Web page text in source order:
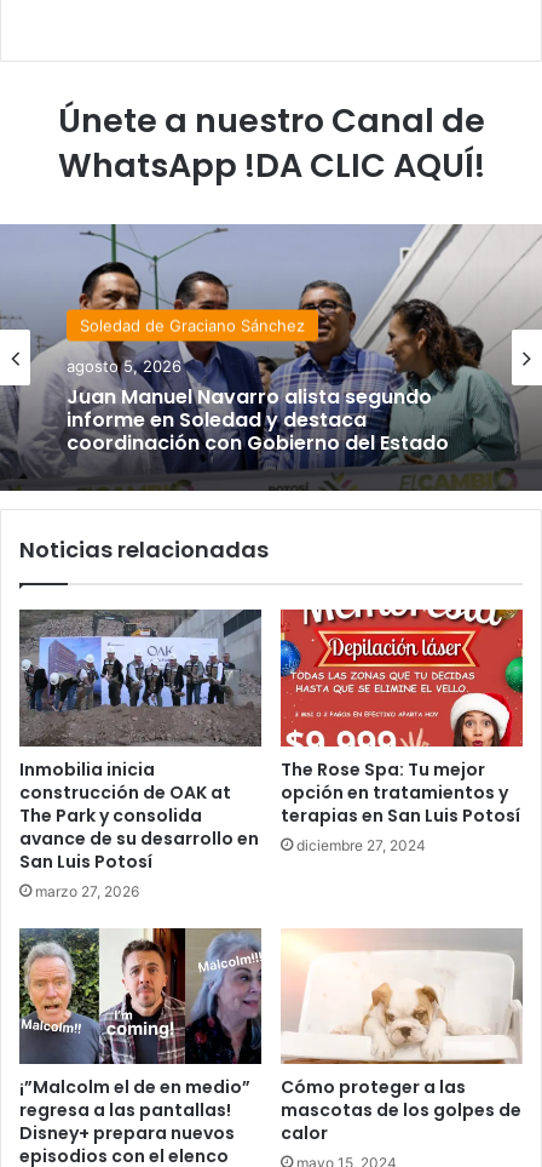
Únete a nuestro Canal de
WhatsApp !DA CLIC AQUÍ!
Soledad de Graciano Sánchez
agosto 5, 2026
Juan Manuel Navarro alista segundo
informe en Soledad y destaca
coordinación con Gobierno del Estado
Estado
agosto 4, 2026
Luis Mejía inicia diagnóstico en Parques
Tangamanga y defiende llegada tras
renunciar al PRI
Noticias relacionadas
Inmobilia inicia
construcción de OAK at
The Park y consolida
avance de su desarrollo en
San Luis Potosí
marzo 27, 2026
The Rose Spa: Tu mejor
opción en tratamientos y
terapias en San Luis Potosí
diciembre 27, 2024
¡”Malcolm el de en medio”
regresa a las pantallas!
Disney+ prepara nuevos
episodios con el elenco
Cómo proteger a las
mascotas de los golpes de
calor
mayo 15, 2024